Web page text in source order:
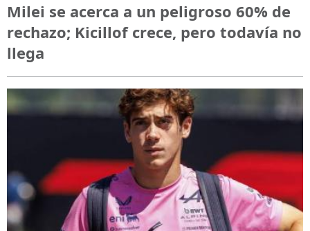
Milei se acerca a un peligroso 60% de
rechazo; Kicillof crece, pero todavía no
llega